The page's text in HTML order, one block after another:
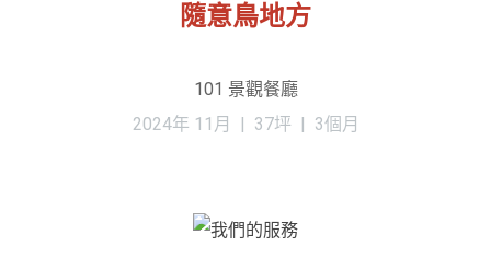
隨意鳥地方
101 景觀餐廳
2024年 11月 | 37坪 | 3個月